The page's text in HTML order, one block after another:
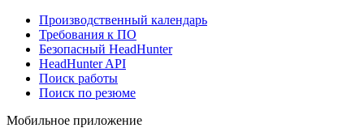
Производственный календарь
Требования к ПО
Безопасный HeadHunter
HeadHunter API
Поиск работы
Поиск по резюме
Мобильное приложение